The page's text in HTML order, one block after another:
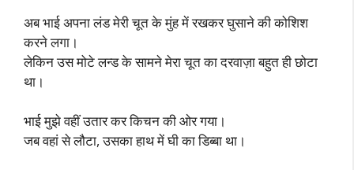
अब भाई अपना लंड मेरी चूत के मुंह में रखकर घुसाने की कोशिश
करने लगा।
लेकिन उस मोटे लन्ड के सामने मेरा चूत का दरवाज़ा बहुत ही छोटा
था।
भाई मुझे वहीं उतार कर किचन की ओर गया।
जब वहां से लौटा, उसका हाथ में घी का डिब्बा था।